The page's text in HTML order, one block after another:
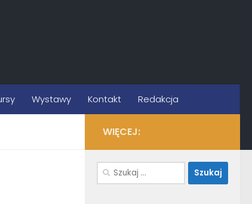
Wystawy Kontakt Redakcja
WIĘCEJ:
Szukaj: